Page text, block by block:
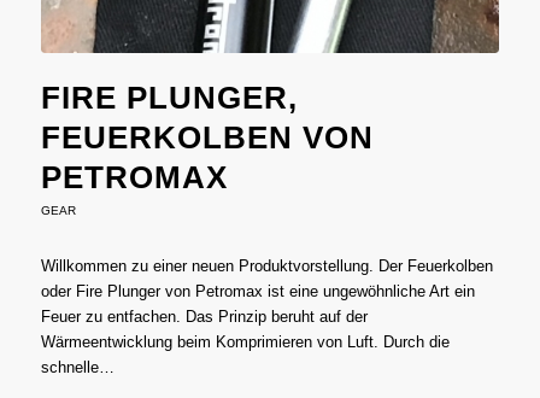
FIRE PLUNGER,
FEUERKOLBEN VON
PETROMAX
GEAR
Willkommen zu einer neuen Produktvorstellung. Der Feuerkolben
oder Fire Plunger von Petromax ist eine ungewöhnliche Art ein
Feuer zu entfachen. Das Prinzip beruht auf der
Wärmeentwicklung beim Komprimieren von Luft. Durch die
schnelle…